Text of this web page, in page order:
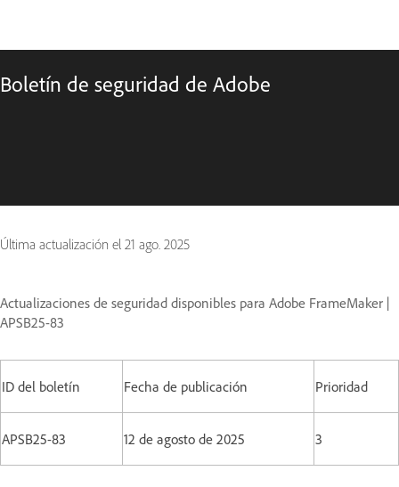
Boletín de seguridad de Adobe
Última actualización el 21 ago. 2025
Actualizaciones de seguridad disponibles para Adobe FrameMaker |
APSB25-83
ID del boletín Fecha de publicación Prioridad
APSB25-83 12 de agosto de 2025 3